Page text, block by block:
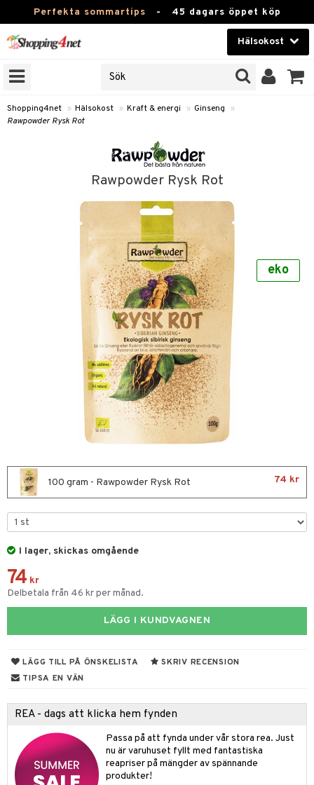
Perfekta sommartips - 45 dagars öppet köp
Hälsokost
Skönhet
Kontaktlinser
Leksaker, Barn & Baby
Shopping4net » Hälsokost » Kraft & energi » Ginseng
»
Rawpowder Rysk Rot
Rawpowder Rysk Rot
eko
100 gram - Rawpowder Rysk Rot 74 kr
I lager, skickas omgående
74 kr
Delbetala från 46 kr per månad.
LÄGG I KUNDVAGNEN
LÄGG TILL PÅ ÖNSKELISTA
SKRIV RECENSION
TIPSA EN VÄN
REA - dags att klicka hem fynden
Passa på att fynda under vår stora rea. Just
nu är varuhuset fyllt med fantastiska
reapriser på mängder av spännande
produkter!
& lindrande
& hals
& oro